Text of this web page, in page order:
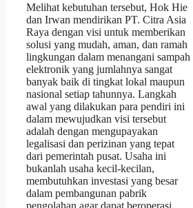
Melihat kebutuhan tersebut, Hok Hie
dan Irwan mendirikan PT. Citra Asia
Raya dengan visi untuk memberikan
solusi yang mudah, aman, dan ramah
lingkungan dalam menangani sampah
elektronik yang jumlahnya sangat
banyak baik di tingkat lokal maupun
nasional setiap tahunnya. Langkah
awal yang dilakukan para pendiri ini
dalam mewujudkan visi tersebut
adalah dengan mengupayakan
legalisasi dan perizinan yang tepat
dari pemerintah pusat. Usaha ini
bukanlah usaha kecil-kecilan,
membutuhkan investasi yang besar
dalam pembangunan pabrik
pengolahan agar dapat beroperasi